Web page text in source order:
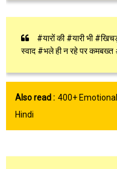
#यारों की #यारी भी
स्वाद #भले ही न रहे पर कमबख्त
Also read : 400+
Hindi